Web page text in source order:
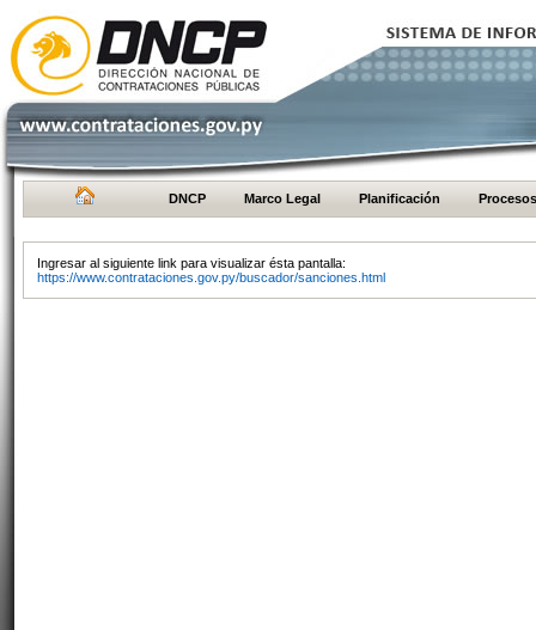
DNCP Marco Legal Planificación Procesos
Ingresar al siguiente link para visualizar ésta pantalla:
https://www.contrataciones.gov.py/buscador/sanciones.html